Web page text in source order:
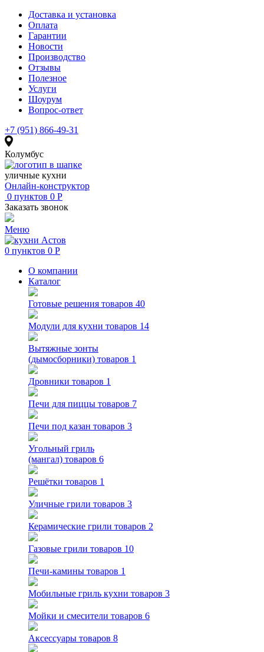
Доставка и установка
Оплата
Гарантии
Новости
Производство
Отзывы
Полезное
Услуги
Шоурум
Вопрос-ответ
+7 (951) 866-49-31
Колумбус
уличные кухни
Онлайн-конструктор
0 пунктов 0 Р
Заказать звонок
Меню
0 пунктов 0 Р
О компании
Каталог
Готовые решения товаров 40
Модули для кухни товаров 14
Вытяжные зонты
(дымосборники) товаров 1
Дровники товаров 1
Печи для пиццы товаров 7
Печи под казан товаров 3
Угольный гриль
(мангал) товаров 6
Решётки товаров 1
Уличные грили товаров 3
Керамические грили товаров 2
Газовые грили товаров 10
Печи-камины товаров 1
Мобильные гриль кухни товаров 3
Мойки и смесители товаров 6
Аксессуары товаров 8